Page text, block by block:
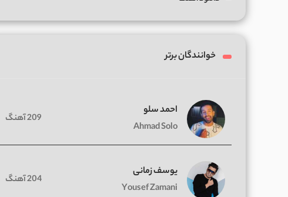
خوانندگان برتر
احمد سلو
Ahmad Solo
209 آهنگ
یوسف زمانی
Yousef Zamani
204 آهنگ